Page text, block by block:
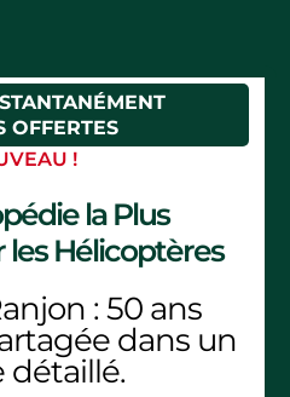
OFFERTES
!
la Plus
Hélicoptères
: 50 ans
dans un
détaillé.